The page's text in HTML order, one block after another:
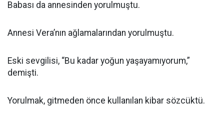
Babası da annesinden yorulmuştu.
Annesi Vera’nın ağlamalarından yorulmuştu.
Eski sevgilisi, “Bu kadar yoğun yaşayamıyorum,”
demişti.
Yorulmak, gitmeden önce kullanılan kibar sözcüktü.